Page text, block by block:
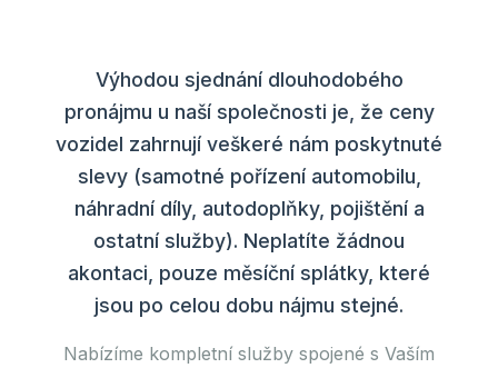
Výhodou sjednání dlouhodobého
pronájmu u naší společnosti je, že ceny
vozidel zahrnují veškeré nám poskytnuté
slevy (samotné pořízení automobilu,
náhradní díly, autodoplňky, pojištění a
ostatní služby). Neplatíte žádnou
akontaci, pouze měsíční splátky, které
jsou po celou dobu nájmu stejné.
Nabízíme kompletní služby spojené s Vaším